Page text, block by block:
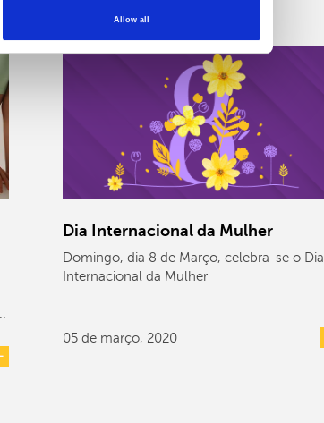
Allow all
Dia Internacional da Mulher
Domingo, dia 8 de Março, celebra-se o Dia
Internacional da Mulher
05 de março, 2020